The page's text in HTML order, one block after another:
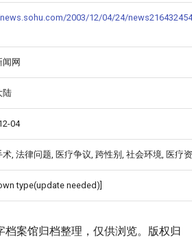
2003/12/04/24/
闻网
陆
04
术, 法律问题, 医疗争议, 跨性别, 社会环境, 医疗
type(update needed)]
档案馆归档整理，仅供浏览。版权归